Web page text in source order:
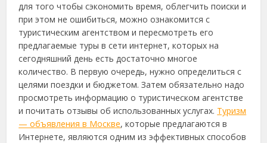
для того чтобы сэкономить время, облегчить поиски и
при этом не ошибиться, можно ознакомится с
туристическим агентством и пересмотреть его
предлагаемые туры в сети интернет, которых на
сегодняшний день есть достаточно многое
количество. В первую очередь, нужно определиться с
целями поездки и бюджетом. Затем обязательно надо
просмотреть информацию о туристическом агентстве
и почитать отзывы об использованных услугах. Туризм
— объявления в Москве, которые предлагаются в
Интернете, являются одним из эффективных способов